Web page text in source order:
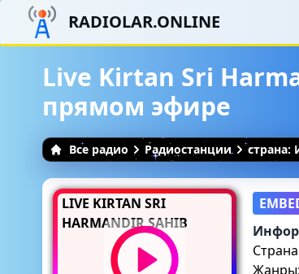
RADIOLAR.ONLINE
Live Kirtan Sri
прямом эфире
Все радио Радиостанции страна:
LIVE KIRTAN SRI
HARMANDIR SAHIB
Жанры: